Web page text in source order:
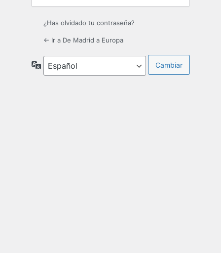
¿Has olvidado tu contraseña?
← Ir a De Madrid a Europa
Idioma